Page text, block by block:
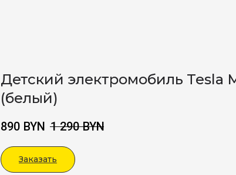
Детский электромобиль Tesla
(белый)
890 BYN 1 290 BYN
Заказать